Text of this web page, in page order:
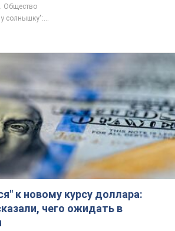
к новому курсу доллара:
чего ожидать в
в обменниках
т.
по 850 грн от
что не так с
мошенников